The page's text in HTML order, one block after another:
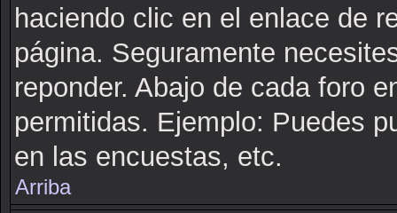
haciendo clic en el enlace de
página. Seguramente
reponder. Abajo de cada foro
permitidas. Ejemplo: Puedes
en las encuestas, etc.
Arriba